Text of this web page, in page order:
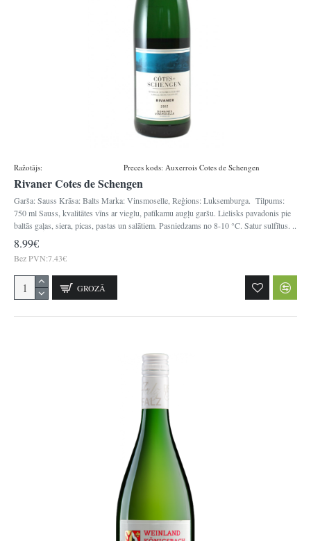
Ražotājs: Preces kods: Auxerrois Cotes de Schengen
Rivaner Cotes de Schengen
Garša: Sauss Krāsa: Balts Marka: Vinsmoselle, Reģions: Luksemburga. Tilpums:
750 ml Sauss, kvalitātes vīns ar vieglu, patīkamu augļu garšu. Lielisks pavadonis pie
baltās gaļas, siera, picas, pastas un salātiem. Pasniedzams no 8-10 °C. Satur sulfītus. ..
8.99€
Bez PVN:7.43€
GROZĀ